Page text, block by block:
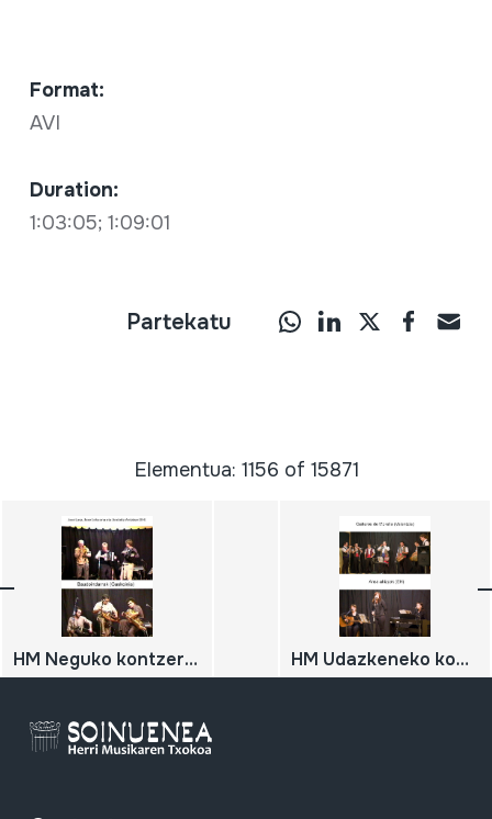
Format:
AVI
Duration:
1:03:05; 1:09:01
Partekatu
Elementua: 1156 of 15871
HM Neguko kontzertua; 2002-12-28; Oiartzun; Joxe Lasa; Joxe Lekuona; Oiartzun; Jean Baudoin; Romain Baudoin; Mathieu Baudoin; Gaskoinia; DIGITALA HM Udazkeneko kontzertua; 2005-10-22; Oiartzun; Herri Musikaren Txokoa; Ansa Ahizpak; Gaiteros de Morella; DIGITALA